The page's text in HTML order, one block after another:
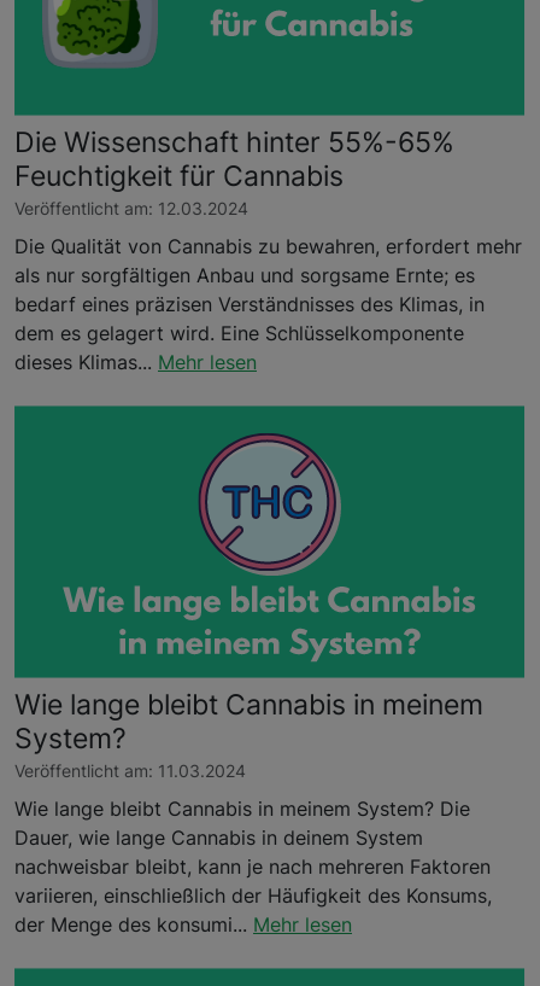
Die Wissenschaft hinter 55%-65%
Feuchtigkeit für Cannabis
Veröffentlicht am: 12.03.2024
Die Qualität von Cannabis zu bewahren, erfordert mehr
als nur sorgfältigen Anbau und sorgsame Ernte; es
bedarf eines präzisen Verständnisses des Klimas, in
dem es gelagert wird. Eine Schlüsselkomponente
dieses Klimas... Mehr lesen
Wie lange bleibt Cannabis in meinem
System?
Veröffentlicht am: 11.03.2024
Wie lange bleibt Cannabis in meinem System? Die
Dauer, wie lange Cannabis in deinem System
nachweisbar bleibt, kann je nach mehreren Faktoren
variieren, einschließlich der Häufigkeit des Konsums,
der Menge des konsumi... Mehr lesen